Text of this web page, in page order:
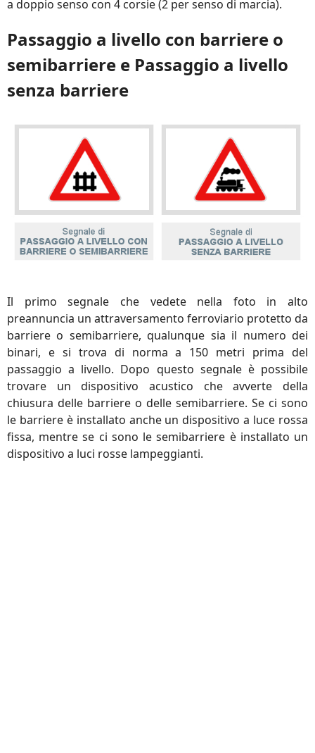
a doppio senso con 4 corsie (2 per senso di marcia).
Passaggio a livello con barriere o
semibarriere e Passaggio a livello
senza barriere
Il primo segnale che vedete nella foto in alto
preannuncia un attraversamento ferroviario protetto da
barriere o semibarriere, qualunque sia il numero dei
binari, e si trova di norma a 150 metri prima del
passaggio a livello. Dopo questo segnale è possibile
trovare un dispositivo acustico che avverte della
chiusura delle barriere o delle semibarriere. Se ci sono
le barriere è installato anche un dispositivo a luce rossa
fissa, mentre se ci sono le semibarriere è installato un
dispositivo a luci rosse lampeggianti.